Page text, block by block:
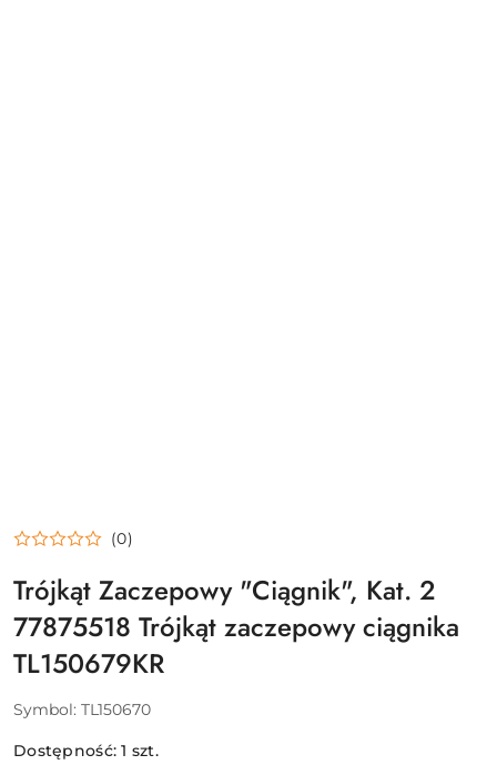
(0)
Trójkąt Zaczepowy "Ciągnik", Kat. 2
77875518 Trójkąt zaczepowy ciągnika
TL150679KR
Symbol: TL150670
Dostępność:1 szt.